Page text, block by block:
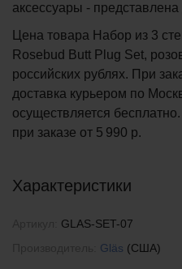
аксессуары -
Цена товара Набор из 3
Rosebud Butt Plug Set,
российских рублях. При
доставка курьером по
осуществляется бесплатно.
при заказе от 5 990 р.
Характеристики
GLAS-SET-07
Gläs (США)